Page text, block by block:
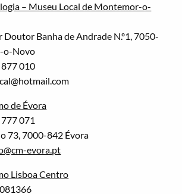
– Museu Local de Montemor-o-
Doutor Banha de Andrade N.º1, 7050-
o-Novo
877 010
de Évora
071
73, 7000-842 Évora
evora.pt
Lisboa Centro